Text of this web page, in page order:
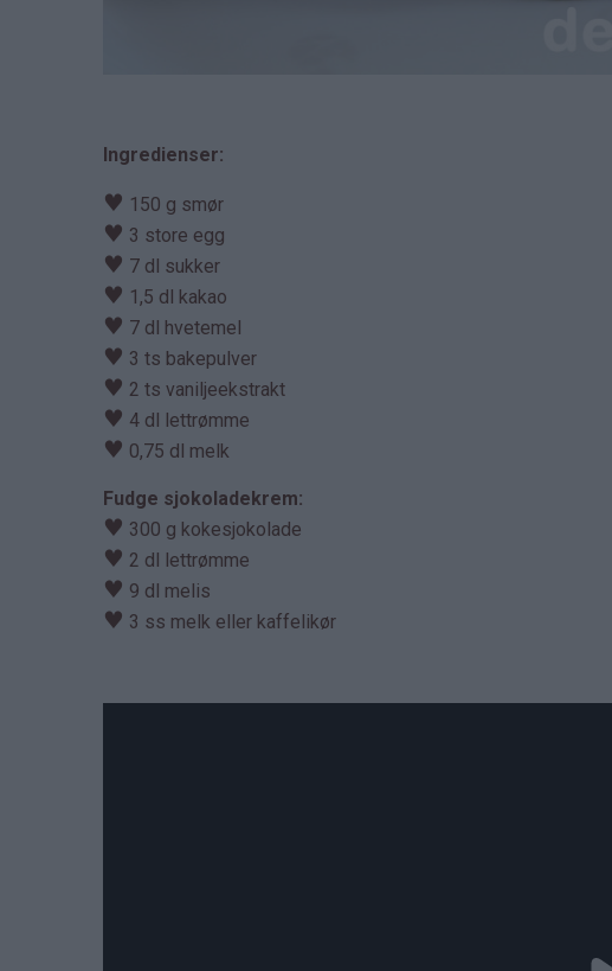
Ingredienser:
♥ 150 g smør
♥ 3 store egg
♥ 7 dl sukker
♥ 1,5 dl kakao
♥ 7 dl hvetemel
♥ 3 ts bakepulver
♥ 2 ts vaniljeekstrakt
♥ 4 dl lettrømme
♥ 0,75 dl melk
Fudge sjokoladekrem:
♥ 300 g kokesjokolade
♥ 2 dl lettrømme
♥ 9 dl melis
♥ 3 ss melk eller kaffelikør